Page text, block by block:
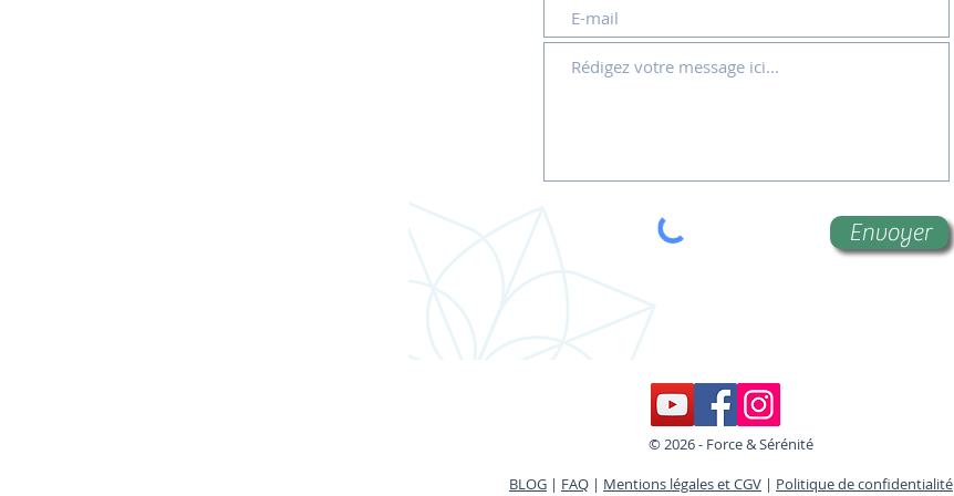
Envoyer
© 2026 - Force & Sérénité
BLOG | FAQ | Mentions légales et CGV | Politique de confidentialité